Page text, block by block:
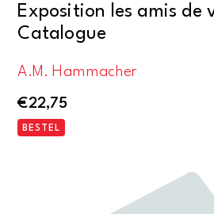
Exposition les amis de
Catalogue
A.M. Hammacher
€22,75
BESTEL